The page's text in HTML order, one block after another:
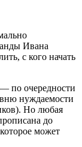
Ивана
с кого начать
по очередности
нуждаемости
Но любая
до
может